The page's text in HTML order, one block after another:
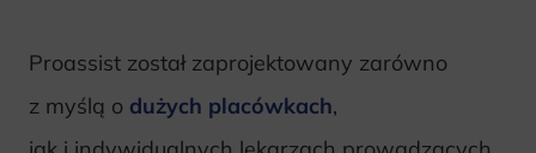
Proassist został zaprojektowany zarówno
z myślą o dużych placówkach,